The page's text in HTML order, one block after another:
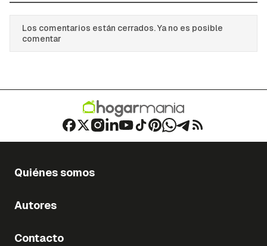
Los comentarios están cerrados. Ya no es posible
comentar
Quiénes somos
Autores
Contacto